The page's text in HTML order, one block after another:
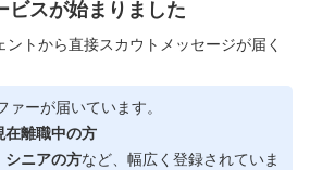
ビスが始まりました
トから直接スカウトメッセージが届く
ァーが届いています。
在離職中の方
シニアの方など、幅広く登録されていま